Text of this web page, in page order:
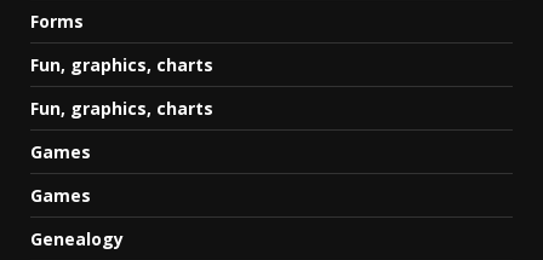
Forms
Fun, graphics, charts
Fun, graphics, charts
Games
Games
Genealogy